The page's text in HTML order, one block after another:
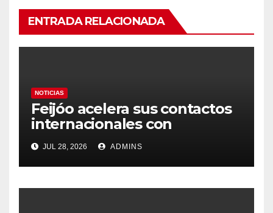
ENTRADA RELACIONADA
NOTICIAS
Feijóo acelera sus contactos
internacionales con
Latinoamérica como socio
prioritario en su agenda de
gobierno
JUL 28, 2026 ADMINS